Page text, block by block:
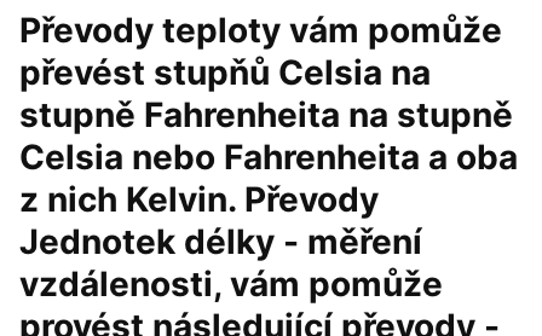
Převody teploty vám pomůže
převést stupňů Celsia na
stupně Fahrenheita na stupně
Celsia nebo Fahrenheita a oba
z nich Kelvin. Převody
Jednotek délky - měření
vzdálenosti, vám pomůže
provést následující převody -